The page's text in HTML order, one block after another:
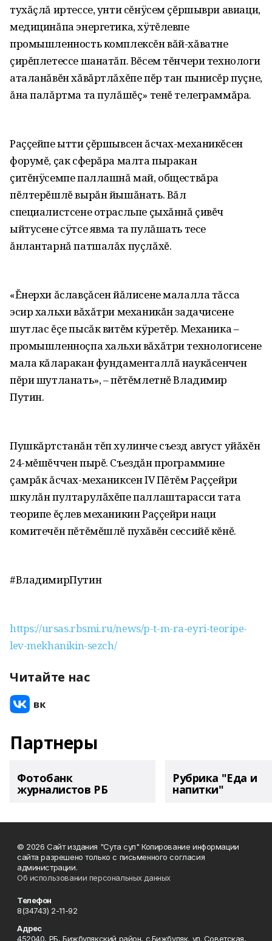
тухăçлă иртессе‚ унти сĕнÿсем çĕршыври авиаци‚
медицинăпа энергетика‚ хÿтĕлевпе
промышленность комплексĕн вăй-хăватне
çирĕплетессе шанатăп. Вĕсем тĕнчери технологи
аталанăвĕн хăвăртлăхĕпе пĕр тан пынисĕр пуçне‚
ăна палăртма та пулăшĕç» тенĕ телеграммăра.
Раççейпе ытти çĕршывсен ăсчах-механикĕсен
форумĕ, çак сферăра малта пыракан
çитĕнÿсемпе паллашнă май, обществăра
пĕлтерĕшлĕ вырăн йышăнать. Вăл
специалистсене отрасльпе çыхăннă çивĕч
ыйтусене сÿтсе явма та пулăшать тесе
ăнлантарнă патшалăх пуçлăхĕ.
«Ĕнерхи ăславçăсен йăлисене малалла тăсса
эсир хальхи вăхăтри механикăн задачисене
шутлас ĕçе пысăк витĕм кÿретĕр. Механика –
промышленноçпа хальхи вăхăтри технологисене
мала кăларакан фундаменталлă наукăсенчен
пĕри шутланать»‚ – пĕтĕмлетнĕ Владимир
Путин.
Пушкăртстанăн тĕп хулинче съезд август уйăхĕн
24-мĕшĕччен пырĕ. Съездăн программине
çамрăк ăсчах-механиксен IV Пĕтĕм Раççейри
шкулăн пултарулăхĕпе паллаштарасси тата
теорипе ĕçлев механикин Раççейри наци
комитечĕн пĕтĕмĕшлĕ пухăвĕн сессийĕ кĕнĕ.
#ВладимирПутин
https://ursas.rbsmi.ru/news/p-t-m-ra-eyri-teoripe-
lev-mekhanikin-sezch/
Читайте нас
Партнеры
Фотобанк
журналистов РБ
Рубрика "Еда и
напитки"
© 2026 Сайт издания "Сута сул" Копирование информации
сайта разрешено только с письменного согласия
администрации.
Об использовании персональных данных
Телефон
8(34743) 2-11-92
Адрес
452040, РБ, Бижбулякский район, с.Бижбуляк, ул. Советская,